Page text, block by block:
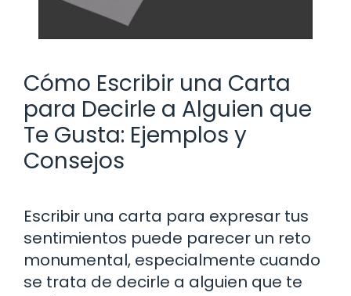
Cómo Escribir una Carta
para Decirle a Alguien que
Te Gusta: Ejemplos y
Consejos
Escribir una carta para expresar tus
sentimientos puede parecer un reto
monumental, especialmente cuando
se trata de decirle a alguien que te